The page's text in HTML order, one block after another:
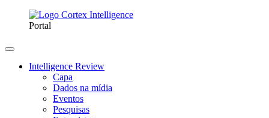
Portal
Intelligence Review
Capa
Dados na mídia
Eventos
Pesquisas